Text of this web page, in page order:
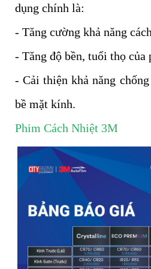
dụng chính là:
- Tăng cường khả năng
- Tăng độ bền, tuổi thọ của
- Cải thiện khả năng
bề mặt kính.
Phim Cách Nhiệt 3M